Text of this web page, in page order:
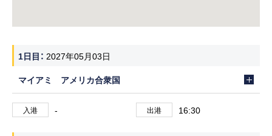
1日目
2027年05月03日
マイアミ アメリカ合衆国
入港 - 出港 16:30